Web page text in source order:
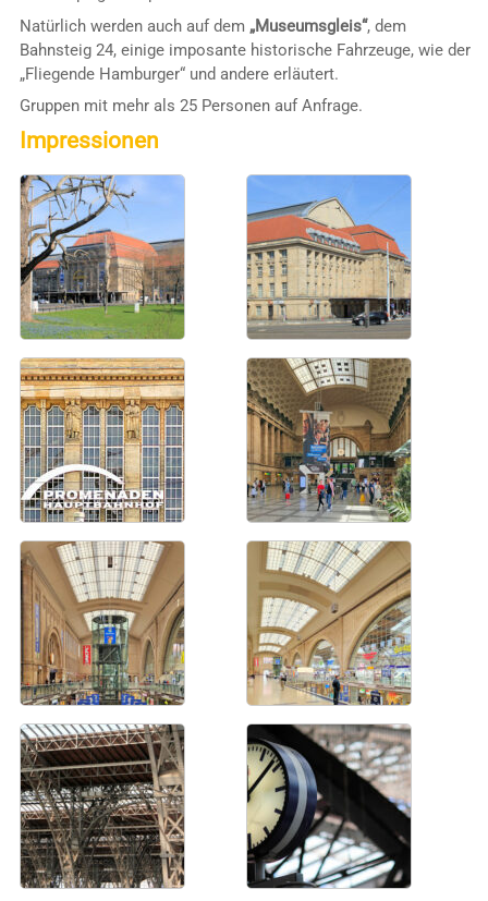
Natürlich werden auch auf dem „Museumsgleis“, dem
Bahnsteig 24, einige imposante historische Fahrzeuge, wie der
„Fliegende Hamburger“ und andere erläutert.
Gruppen mit mehr als 25 Personen auf Anfrage.
Impressionen